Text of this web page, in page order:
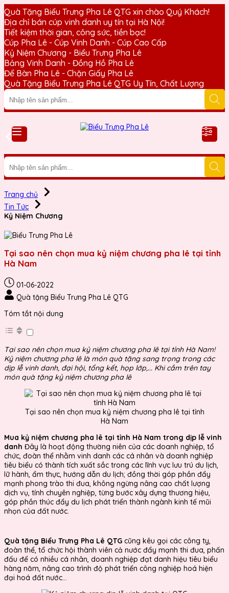
Quà Tặng Biểu Trưng Pha Lê QTG xin chào Quý Khách!
Địa chỉ bán cúp vinh danh uy tín tại Hà Nội!
Tiết kiệm thời gian, công sức, tiền bạc!
Cúp Pha Lê - Cúp Vinh Danh - Cúp Cao Cấp
Kỷ Niệm Chương - Biểu Trưng Pha Lê
Bảng Vinh Danh - Đồng Hồ Pha Lê
Để Bàn Pha Lê - Chặn Giấy Pha Lê
Quà Tặng Biểu Trưng Pha Lê QTG Uy Tín, Chất Lượng
Trang chủ
Tin Tức
Kỷ Niệm Chương
Tại sao nên chọn mua kỷ niệm chương pha lê tại tỉnh
Hà Nam
01-06-2022
Quà tặng Biểu Trưng Pha Lê QTG
Tóm tắt nội dung
Tại sao nên chọn mua kỷ niệm chương pha lê tại tỉnh Hà Nam!
Kỷ niệm chương pha lê là món quà tặng sang trọng trong các
dịp lễ vinh danh, đại hội, tổng kết, họp lớp,... Khi cầm trên tay
món quà tặng kỷ niệm chương pha lê
Tại sao nên chọn mua kỷ niệm chương pha lê tại tỉnh
Hà Nam
Mua kỷ niệm chương pha lê tại tỉnh Hà Nam trong dịp lễ vinh
danh Đây là hoạt động thường niên của các doanh nghiệp, tổ
chức, đoàn thể nhằm vinh danh các cá nhân và doanh nghiệp
tiêu biểu có thành tích xuất sắc trong các lĩnh vực lưu trú du lịch,
lữ hành, ẩm thực, hướng dẫn du lịch; đồng thời góp phần đẩy
mạnh phong trào thi đua, không ngừng nâng cao chất lượng
dịch vụ, tính chuyên nghiệp, từng bước xây dựng thương hiệu,
góp phần thúc đẩy du lịch phát triển thành ngành kinh tế mũi
nhọn của đất nước.
Quà tặng Biểu Trưng Pha Lê QTG cũng kêu gọi các công ty,
đoàn thể, tổ chức hội thành viên cả nước đẩy mạnh thi đua, phấn
đấu để có nhiều cá nhân, doanh nghiệp đạt danh hiệu tiêu biểu
hàng năm, nâng cao trình độ phát triển công nghiệp hoá hiện
đại hoá đất nước...